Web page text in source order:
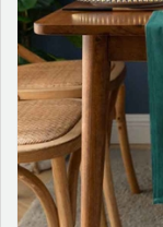
TƯỜNG CÂY GIẢ